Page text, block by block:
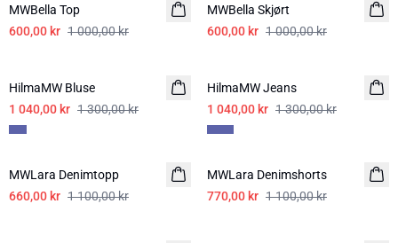
MWBella Top
600,00 kr 1 000,00 kr
MWBella Skjørt
600,00 kr 1 000,00 kr
HilmaMW Bluse
1 040,00 kr 1 300,00 kr
HilmaMW Jeans
1 040,00 kr 1 300,00 kr
-40%
MWLara Denimtopp
660,00 kr 1 100,00 kr
-30%
MWLara Denimshorts
770,00 kr 1 100,00 kr